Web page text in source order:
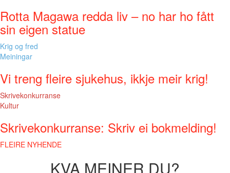
Rotta Magawa redda liv – no har ho fått
sin eigen statue
Krig og fred
Meiningar
Vi treng fleire sjukehus, ikkje meir krig!
Skrivekonkurranse
Kultur
Skrivekonkurranse: Skriv ei bokmelding!
FLEIRE NYHENDE
KVA MEINER DU?